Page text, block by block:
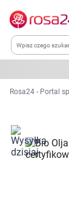
Kategorie
Dla zwierząt
Rosa24 - Portal